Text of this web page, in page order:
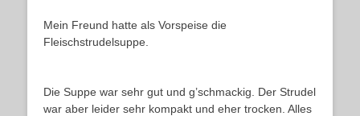
Mein Freund hatte als Vorspeise die
Fleischstrudelsuppe.
Die Suppe war sehr gut und g’schmackig. Der Strudel
war aber leider sehr kompakt und eher trocken. Alles